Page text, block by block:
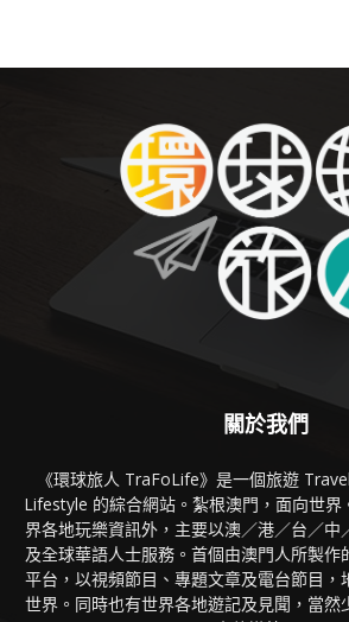
關於我們
《環球旅人 TraFoLife》是一個旅遊
Lifestyle 的綜合網站。紮根澳門，面向世界
界各地玩樂資訊外，主要以澳／港／台／中
及全球華語人士服務。首個由澳門人所製作
平台，以視頻節目、專題文章及電台節目，
世界。同時也有世界各地遊記及見聞，當然